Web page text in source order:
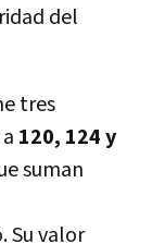
del
tres
120, 124 y
suman
Su valor